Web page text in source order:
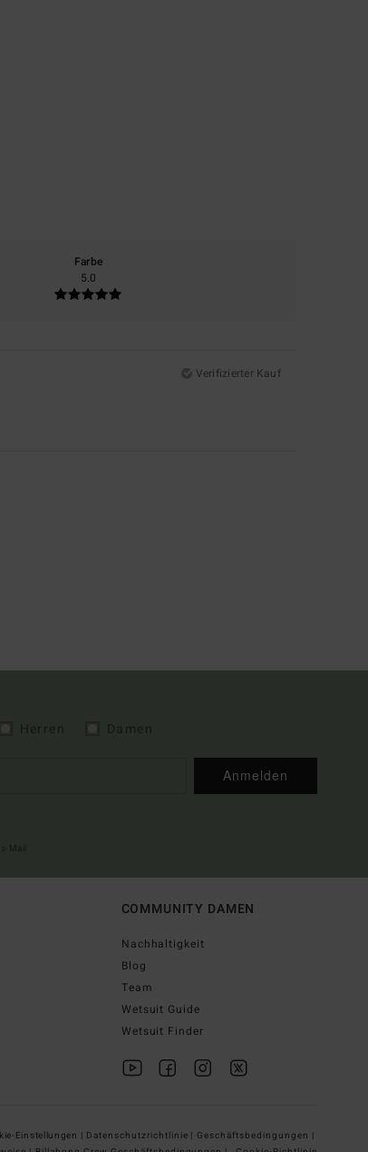
Farbe
5.0
Verifizierter Kauf
Anmelden
COMMUNITY DAMEN
Nachhaltigkeit
Blog
Team
Wetsuit Guide
Wetsuit Finder
Einstellungen | Datenschutzrichtlinie | Geschäftsbedingungen |